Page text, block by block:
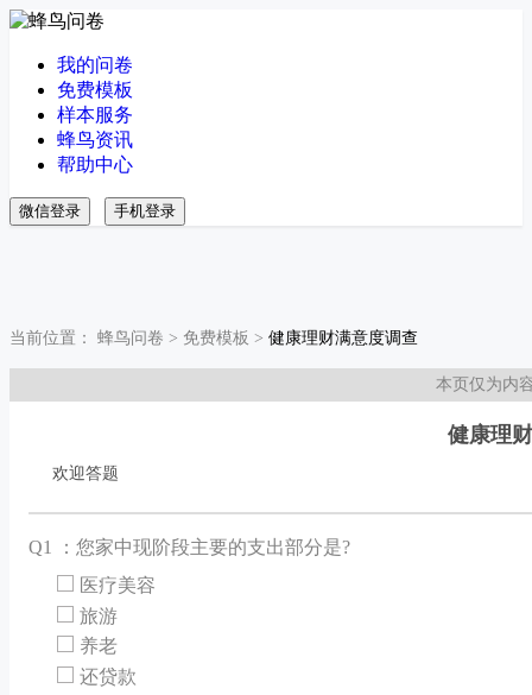
我的问卷
免费模板
样本服务
蜂鸟资讯
帮助中心
微信登录 手机登录
当前位置： 蜂鸟问卷 > 免费模板 > 健康理财满意度调查
本页仅为内
健康理
欢迎答题
Q1 ：您家中现阶段主要的支出部分是?
医疗美容
旅游
养老
还贷款